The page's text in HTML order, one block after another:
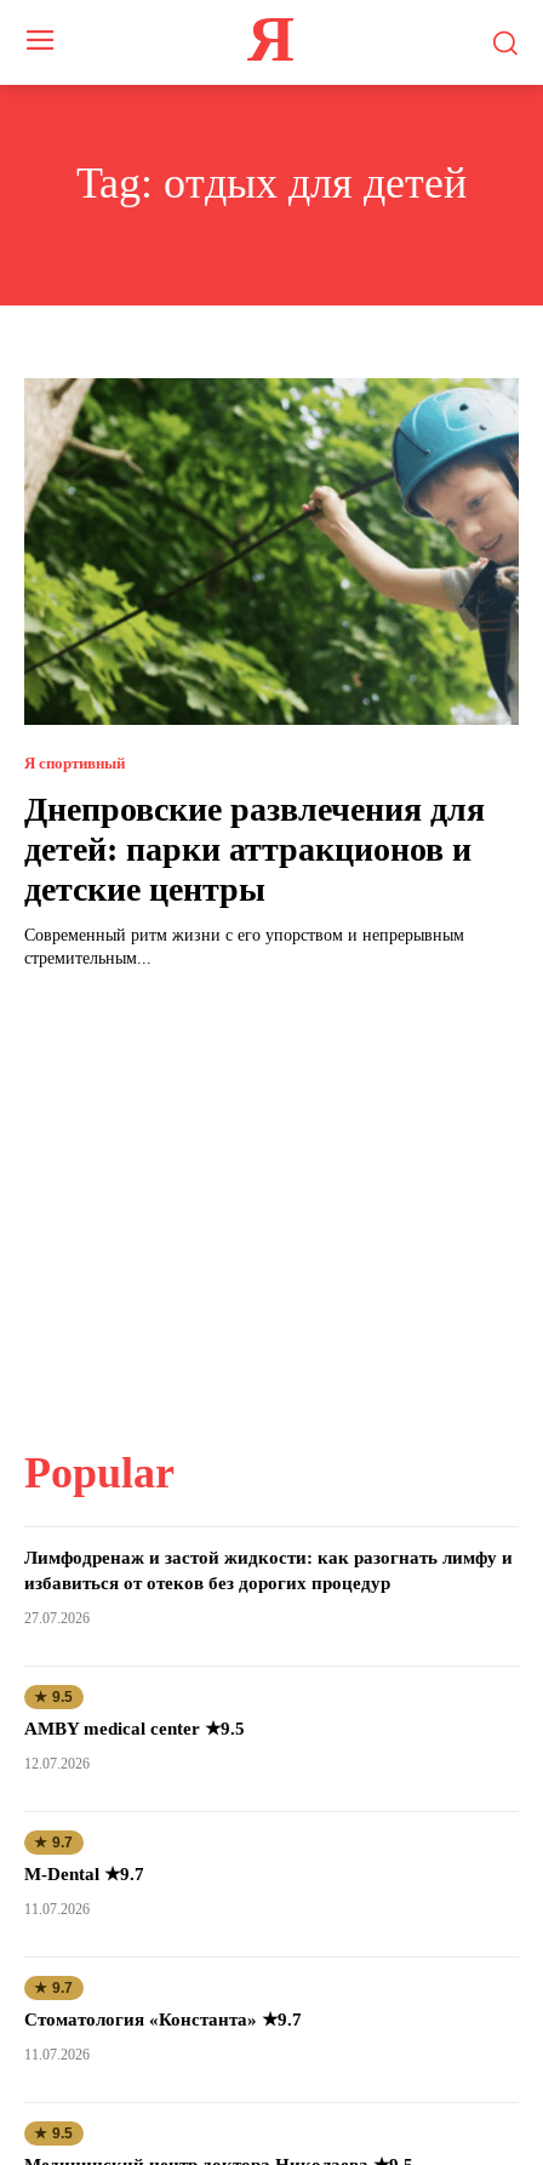
Я
Tag: отдых для детей
Я спортивный
Днепровские развлечения для
детей: парки аттракционов и
детские центры
Современный ритм жизни с его упорством и непрерывным
стремительным...
Popular
Лимфодренаж и застой жидкости: как разогнать лимфу и
избавиться от отеков без дорогих процедур
27.07.2026
★ 9.5
AMBY medical center ★9.5
12.07.2026
★ 9.7
M-Dental ★9.7
11.07.2026
★ 9.7
Стоматология «Константа» ★9.7
11.07.2026
★ 9.5